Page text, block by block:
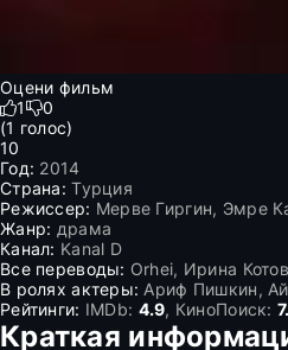
Оцени фильм
1
0
(1 голос)
10
Год: 2014
Страна: Турция
Режиссер: Мерве Гиргин, Эмре
Жанр: драма
Канал: Kanal D
Все переводы: Orhei, Ирина
В ролях актеры: Ариф Пишкин,
Рейтинги: IMDb: 4.9, КиноПоиск:
Краткая